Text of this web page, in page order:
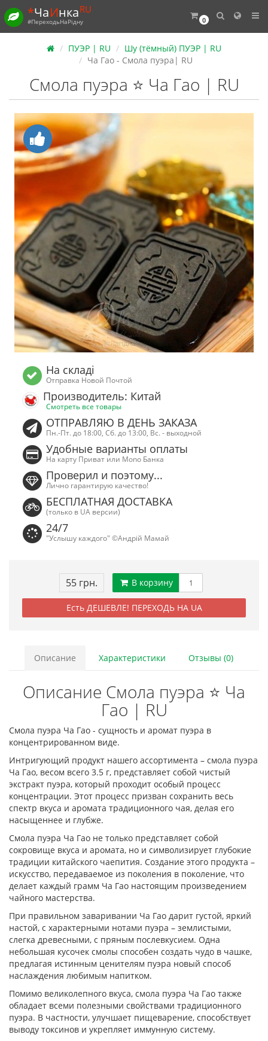
0
*ЧаИнкаRU
#ПереходьНаРідну
ПУЭР | RU
Шу (тёмный) ПУЭР | RU
Ча Гао - Смола пуэра| RU
Смола пуэра ⭐ Ча Гао | RU
На складі
Отправка Новой Почтой
Производитель: Китай
Смотреть все товары
ОТПРАВЛЯЮ В ДЕНЬ ЗАКАЗА
Пн.-Пт. до 18:00, Сб. до 13:00, Вс. - выходной
Удобные варианты оплаты
На карту Приват или Mono Банка
Проверил и поэтому...
Лично гарантирую качество!
БЕСПЛАТНАЯ ДОСТАВКА
(только в UA версии)
24/7
"Услышу каждого" ©Андрій Мамай
55 грн. В корзину
Есть ДЕШЕВЛЕ! ПЕРЕХОДЬ НА UA
Описание Характеристики Отзывы (0)
Описание Смола пуэра ⭐ Ча
Гао | RU
Смола пуэра Ча Гао - сущность и аромат пуэра в
концентрированном виде.
Интригующий продукт нашего ассортимента – смола пуэра
Ча Гао, весом всего 3.5 г, представляет собой чистый
экстракт пуэра, который проходит особый процесс
концентрации. Этот процесс призван сохранить весь
спектр вкуса и аромата традиционного чая, делая его
насыщеннее и глубже.
Смола пуэра Ча Гао не только представляет собой
сокровище вкуса и аромата, но и символизирует глубокие
традиции китайского чаепития. Создание этого продукта –
искусство, передаваемое из поколения в поколение, что
делает каждый грамм Ча Гао настоящим произведением
чайного мастерства.
При правильном заваривании Ча Гао дарит густой, яркий
настой, с характерными нотами пуэра – землистыми,
слегка древесными, с пряным послевкусием. Одна
небольшая кусочек смолы способен создать чудо в чашке,
предлагая истинным ценителям пуэра новый способ
наслаждения любимым напитком.
Помимо великолепного вкуса, смола пуэра Ча Гао также
обладает всеми полезными свойствами традиционного
пуэра. В частности, улучшает пищеварение, способствует
выводу токсинов и укрепляет иммунную систему.